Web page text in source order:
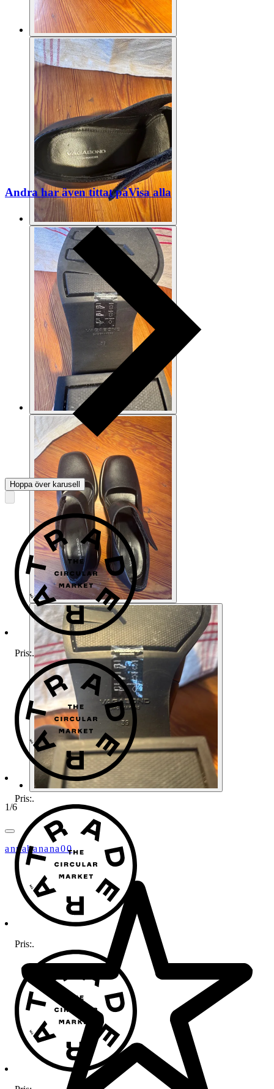
1/6
annabanana00
Andra har även tittat påVisa alla
Hoppa över karusell
Pris:.
Pris:.
Pris:.